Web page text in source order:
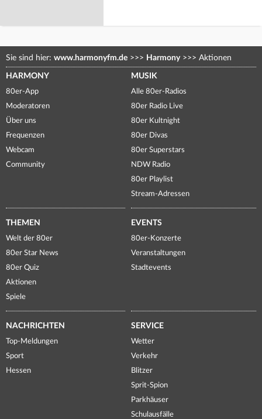
Sie sind hier: www.harmonyfm.de >>> Harmony >>> Aktionen
HARMONY
80er-App
Moderatoren
Über uns
Frequenzen
Webcam
Community
MUSIK
Alle 80er-Radios
80er Radio Live
80er Kultnight
80er Divas
80er Superstars
NDW Radio
80er Playlist
Stream-Adressen
THEMEN
Welt der 80er
80er Star News
80er Quiz
Aktionen
Spiele
EVENTS
80er-Konzerte
Veranstaltungen
Stadtevents
NACHRICHTEN
Top-Meldungen
Sport
Hessen
SERVICE
Wetter
Verkehr
Blitzer
Sprit-Spion
Parkhäuser
Schulausfälle